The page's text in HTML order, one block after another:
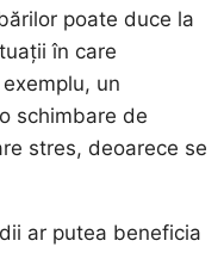
poate duce la
în care
un
schimbare de
stres, deoarece se
ar putea beneficia